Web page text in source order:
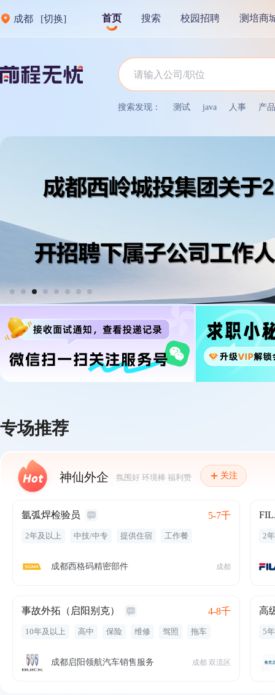
成都 [切换] 首页 搜索 校园招聘 测培商
搜索发现： 测试 java 人事 产
专场推荐
神仙外企 氛围好 环境棒 福利赞 关注
氩弧焊检验员 5-7千
2年及以上 中技/中专 提供住宿
工作餐
交通补贴
加班补贴 年底双薪
补贴
成都西格码精密部件 成都
2
通
事故外拓（启阳别克） 4-8千
10年及以上 高中 保险 维修 驾照
拖车
事故处理
事故外拓 路况
成都启阳领航汽车销售服务 成都 双流区
5
性